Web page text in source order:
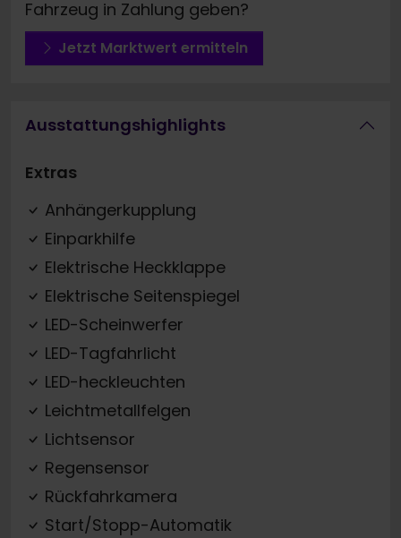
Fahrzeug in Zahlung geben?
Jetzt Marktwert ermitteln
Ausstattungshighlights
Extras
Anhängerkupplung
Einparkhilfe
Elektrische Heckklappe
Elektrische Seitenspiegel
LED-Scheinwerfer
LED-Tagfahrlicht
LED-heckleuchten
Leichtmetallfelgen
Lichtsensor
Regensensor
Rückfahrkamera
Start/Stopp-Automatik